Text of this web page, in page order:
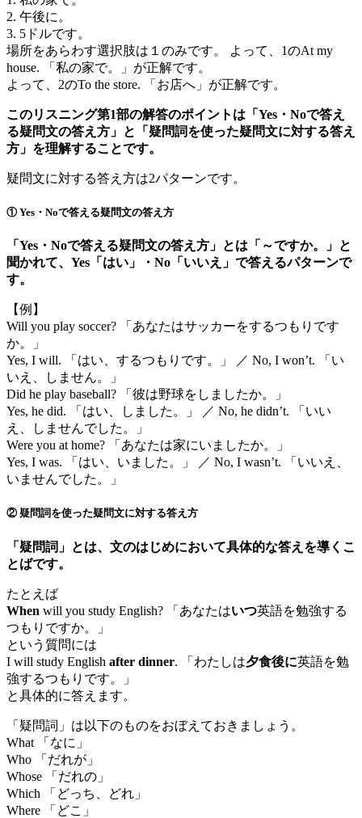
2. 午後に。
3. 5ドルです。
場所をあらわす選択肢は１のみです。 よって、1のAt my
house. 「私の家で。」が正解です。
よって、2のTo the store. 「お店へ」が正解です。
このリスニング第1部の解答のポイントは「Yes・Noで答え
る疑問文の答え方」と「疑問詞を使った疑問文に対する答え
方」を理解することです。
疑問文に対する答え方は2パターンです。
① Yes・Noで答える疑問文の答え方
「Yes・Noで答える疑問文の答え方」とは「～ですか。」と
聞かれて、Yes「はい」・No「いいえ」で答えるパターンで
す。
【例】
Will you play soccer? 「あなたはサッカーをするつもりです
か。」
Yes, I will. 「はい、するつもりです。」 ／ No, I won’t. 「い
いえ、しません。」
Did he play baseball? 「彼は野球をしましたか。」
Yes, he did. 「はい、しました。」 ／ No, he didn’t. 「いい
え、しませんでした。」
Were you at home? 「あなたは家にいましたか。」
Yes, I was. 「はい、いました。」 ／ No, I wasn’t. 「いいえ、
いませんでした。」
② 疑問詞を使った疑問文に対する答え方
「疑問詞」とは、文のはじめにおいて具体的な答えを導くこ
とばです。
たとえば
When will you study English? 「あなたはいつ英語を勉強する
つもりですか。」
という質問には
I will study English after dinner. 「わたしは夕食後に英語を勉
強するつもりです。」
と具体的に答えます。
「疑問詞」は以下のものをおぼえておきましょう。
What 「なに」
Who 「だれが」
Whose 「だれの」
Which 「どっち、どれ」
Where 「どこ」